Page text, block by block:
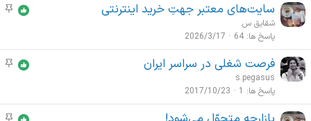
م
و
ع
م
سایت‌های معتبر جهتِ خرید اینترنتی
شقایق س.
پاسخ ها 64
2026/3/17
م
و
فرصت شغلی در سراسر ایران
s.pegasus
پاسخ ها
1
2017/10/23